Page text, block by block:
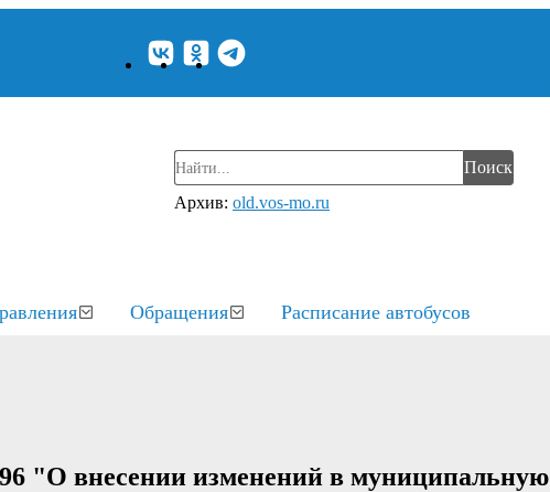
Поиск
Архив: old.vos-mo.ru
Обращения Расписание автобусов
"О внесении изменений в муниципальную